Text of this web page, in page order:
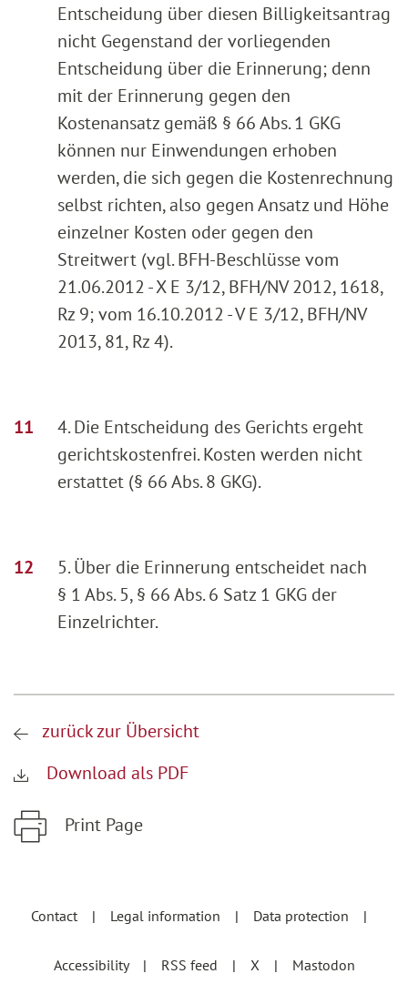
Entscheidung über diesen Billigkeitsantrag
nicht Gegenstand der vorliegenden
Entscheidung über die Erinnerung; denn
mit der Erinnerung gegen den
Kostenansatz gemäß § 66 Abs. 1 GKG
können nur Einwendungen erhoben
werden, die sich gegen die Kostenrechnung
selbst richten, also gegen Ansatz und Höhe
einzelner Kosten oder gegen den
Streitwert (vgl. BFH-Beschlüsse vom
21.06.2012 - X E 3/12, BFH/NV 2012, 1618,
Rz 9; vom 16.10.2012 - V E 3/12, BFH/NV
2013, 81, Rz 4).
4. Die Entscheidung des Gerichts ergeht
gerichtskostenfrei. Kosten werden nicht
erstattet (§ 66 Abs. 8 GKG).
5. Über die Erinnerung entscheidet nach
§ 1 Abs. 5, § 66 Abs. 6 Satz 1 GKG der
Einzelrichter.
zurück zur Übersicht
Download als PDF
Print Page
Contact
Legal information Data protection
Accessibility RSS feed X Mastodon